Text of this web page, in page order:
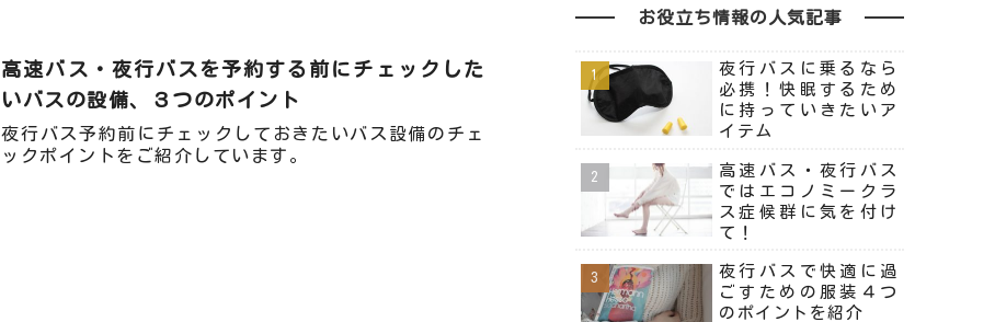
高速バス・夜行バスを予約する前にチェックした
いバスの設備、３つのポイント
夜行バス予約前にチェックしておきたいバス設備のチェ
ックポイントをご紹介しています。
お役立ち情報の人気記事
夜行バスに乗るなら
必携！快眠するため
に持っていきたいア
イテム
高速バス・夜行バス
ではエコノミークラ
ス症候群に気を付け
て！
夜行バスで快適に過
ごすための服装４つ
のポイントを紹介